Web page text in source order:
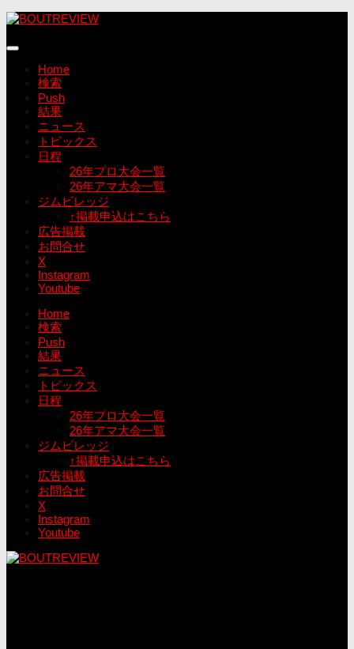
コ
テ
Home
検索
Push
結果
ニュース
トピックス
日程
26年プロ大会一覧
26年アマ大会一覧
ジムビレッジ
↑掲載申込はこちら
広告掲載
お問合せ
X
Instagram
Youtube
Home
検索
Push
結果
ニュース
トピックス
日程
26年プロ大会一覧
26年アマ大会一覧
ジムビレッジ
↑掲載申込はこちら
広告掲載
お問合せ
X
Instagram
Youtube